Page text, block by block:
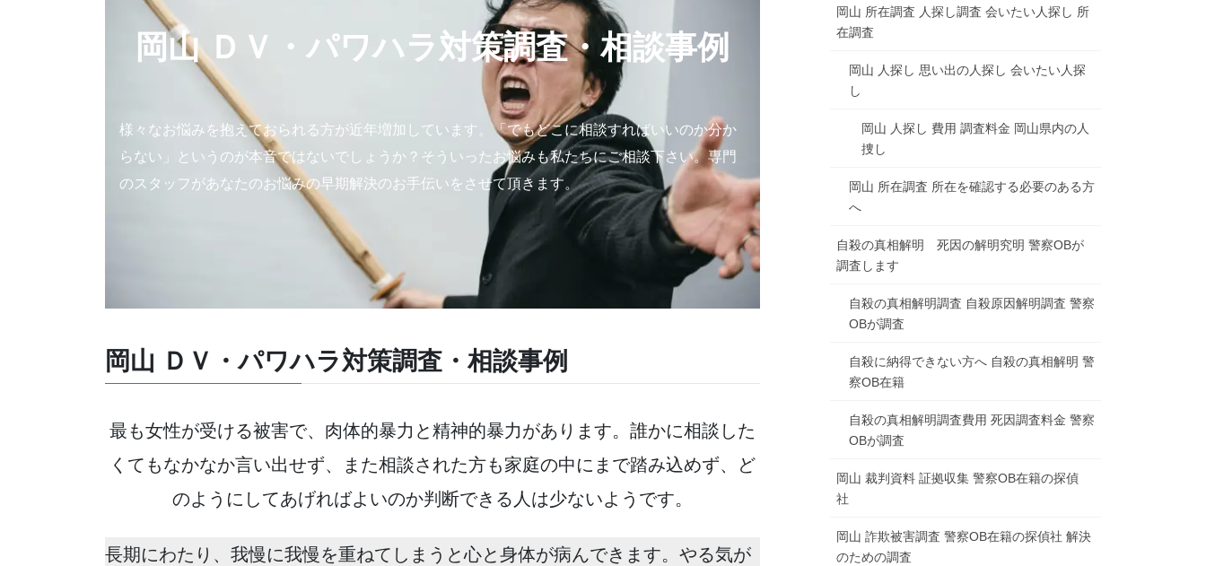
岡山 ＤＶ・パワハラ対策調査・相談事例
様々なお悩みを抱えておられる方が近年増加しています。「でもどこに相談すればいいのか分か
らない」というのが本音ではないでしょうか？そういったお悩みも私たちにご相談下さい。専門
のスタッフがあなたのお悩みの早期解決のお手伝いをさせて頂きます。
岡山 ＤＶ・パワハラ対策調査・相談事例
最も女性が受ける被害で、肉体的暴力と精神的暴力があります。誰かに相談した
くてもなかなか言い出せず、また相談された方も家庭の中にまで踏み込めず、ど
のようにしてあげればよいのか判断できる人は少ないようです。
長期にわたり、我慢に我慢を重ねてしまうと心と身体が病んできます。やる気が
岡山 所在調査 人探し調査 会いたい人探し 所
在調査
岡山 人探し 思い出の人探し 会いたい人探
し
岡山 人探し 費用 調査料金 岡山県内の人
捜し
岡山 所在調査 所在を確認する必要のある方
へ
自殺の真相解明 死因の解明究明 警察OBが
調査します
自殺の真相解明調査 自殺原因解明調査 警察
OBが調査
自殺に納得できない方へ 自殺の真相解明 警
察OB在籍
自殺の真相解明調査費用 死因調査料金 警察
OBが調査
岡山 裁判資料 証拠収集 警察OB在籍の探偵
社
岡山 詐欺被害調査 警察OB在籍の探偵社 解決
のための調査